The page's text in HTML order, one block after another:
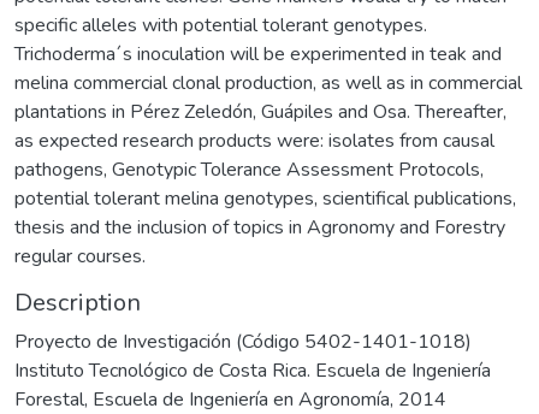
specific alleles with potential tolerant genotypes.
Trichoderma´s inoculation will be experimented in teak and
melina commercial clonal production, as well as in commercial
plantations in Pérez Zeledón, Guápiles and Osa. Thereafter,
as expected research products were: isolates from causal
pathogens, Genotypic Tolerance Assessment Protocols,
potential tolerant melina genotypes, scientifical publications,
thesis and the inclusion of topics in Agronomy and Forestry
regular courses.
Description
Proyecto de Investigación (Código 5402-1401-1018)
Instituto Tecnológico de Costa Rica. Escuela de Ingeniería
Forestal, Escuela de Ingeniería en Agronomía, 2014